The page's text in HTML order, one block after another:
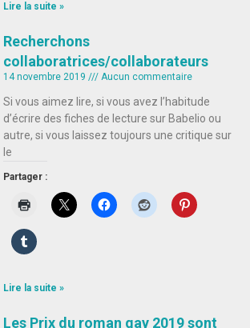
Lire la suite »
Recherchons
collaboratrices/collaborateurs
14 novembre 2019 Aucun commentaire
Si vous aimez lire, si vous avez l’habitude
d’écrire des fiches de lecture sur Babelio ou
autre, si vous laissez toujours une critique sur
le
Partager :
Lire la suite »
Les Prix du roman gay 2019 sont